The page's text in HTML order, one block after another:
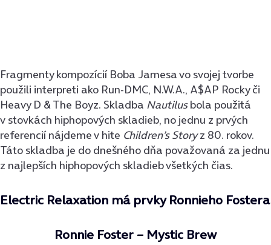
Fragmenty kompozícií Boba Jamesa vo svojej tvorbe
použili interpreti ako Run-DMC, N.W.A., A$AP Rocky či
Heavy D & The Boyz. Skladba Nautilusbola použitá
v stovkách hiphopových skladieb, no jednu z prvých
referencií nájdeme v hite Children’s Storyz 80. rokov.
Táto skladba je do dnešného dňa považovaná za jednu
z najlepších hiphopových skladieb všetkých čias.
Electric Relaxation má prvky Ronnieho Fostera
Ronnie Foster – Mystic Brew